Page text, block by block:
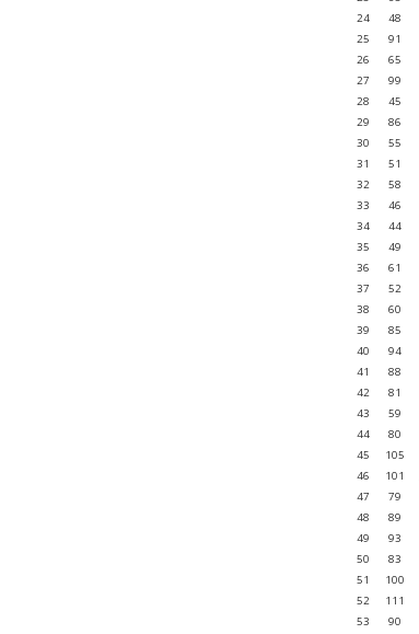
24
48
25
91
26
65
27
99
28
45
29
86
30
55
31
51
32
58
33
46
34
44
35
49
36
61
37
52
38
60
39
85
40
94
41
88
42
81
43
59
44
80
45
105
46
101
47
79
48
89
49
93
50
83
51
100
52
111
53
90